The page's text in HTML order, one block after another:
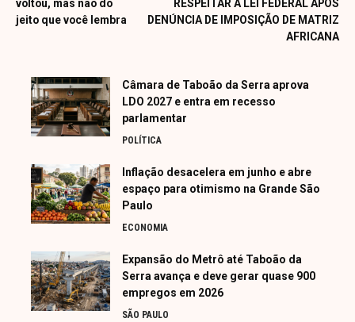
voltou, mas não do
jeito que você lembra
RESPEITAR A LEI FEDERAL APÓS
DENÚNCIA DE IMPOSIÇÃO DE MATRIZ
AFRICANA
Câmara de Taboão da Serra aprova
LDO 2027 e entra em recesso
parlamentar
POLÍTICA
Inflação desacelera em junho e abre
espaço para otimismo na Grande São
Paulo
ECONOMIA
Expansão do Metrô até Taboão da
Serra avança e deve gerar quase 900
empregos em 2026
SÃO PAULO